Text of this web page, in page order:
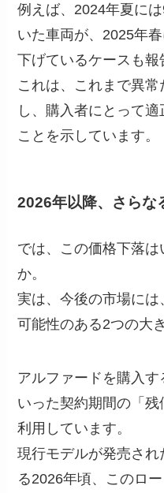
例えば、2024年夏に
いた車両が、2025年
下げているケースも報
これは、これまで異常
し、購入者にとって
ことを示しています。
2026年以降、さらな
では、この価格下落
か。
実は、今後の市場に
可能性のある2つの大
アルファードを購入
いった契約期間の「
利用しています。
現行モデルが発売さ
る2026年頃、このロ